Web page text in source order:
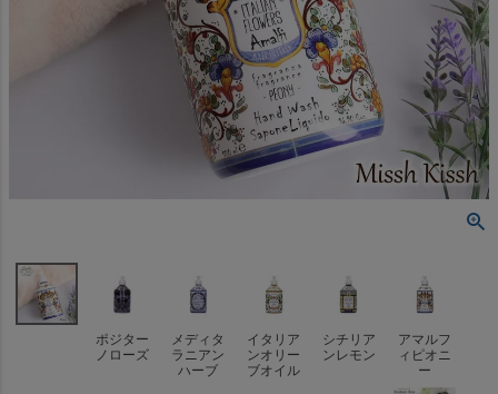
ポジター
ノローズ
メディタ
ラニアン
ハーブ
イタリア
ンオリー
ブオイル
シチリア
ンレモン
アマルフ
ィピオニ
ー